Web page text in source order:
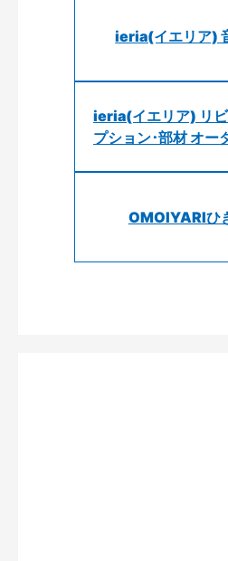
ieria(イエリア)
ieria(イエリア) リ
プション･部材 オー
OMOIYARIひ